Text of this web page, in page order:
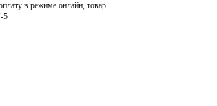
в режиме онлайн, товар
5